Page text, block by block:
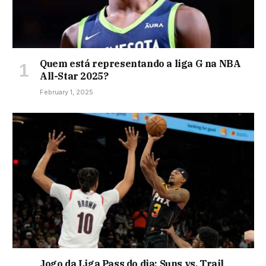
Quem está representando a liga G na NBA
All-Star 2025?
February 1, 2025